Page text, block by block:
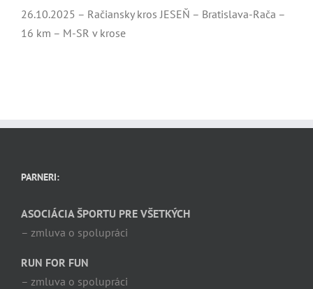
26.10.2025 – Račiansky kros JESEŇ – Bratislava-Rača –
16 km – M-SR v krose
PARNERI:
ASOCIÁCIA ŠPORTU PRE VŠETKÝCH
– zmluva o spolupráci
RUN FOR FUN
– zmluva o spolupráci